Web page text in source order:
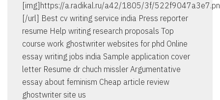
[img]https://a.radikal.ru/a42/1805/3f/
[/url] Best cv writing service india Press reporter
resume Help writing research proposals Top
course work ghostwriter websites for phd Online
essay writing jobs india Sample application cover
letter Resume dr chuch missler Argumentative
essay about feminism Cheap article review
ghostwriter site us